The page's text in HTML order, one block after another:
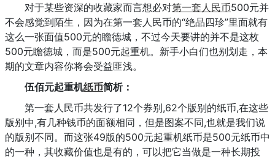
对于某些资深的收藏家而言想必对第一套人民币500元并
不会感觉到陌生，因为在第一套人民币的“绝品四珍”里面就有
这么一张面值500元的瞻德城，不过今天要讲的并不是这枚
500元瞻德城，而是500元起重机。新手小白们也别划走，本
期的文章内容你将会受益匪浅。
伍佰元起重机纸币简析：
第一套人民币共发行了12个券别,62个版别的纸币,在这些
版别中,有几种钱币的面额相同，但是图案不同,也就是我们说
的版别不同。而这张49版的500元起重机纸币是500元纸币中
的一种，其收藏价值也是有的，可以把它当做是一种长期投